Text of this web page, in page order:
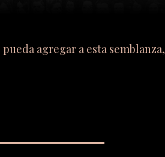
agregar a esta semblanza,